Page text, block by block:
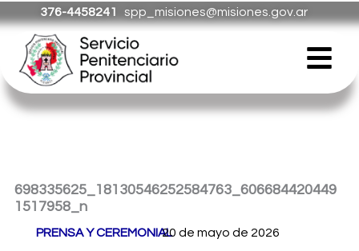
al
contenido
376-4458241 spp_misiones@misiones.gov.ar
698335625_18130546252584763_606684420449
1517958_n
PRENSA Y CEREMONIAL/
20 de mayo de 2026